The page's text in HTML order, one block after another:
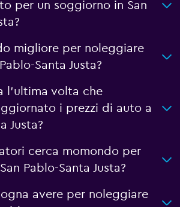
per un soggiorno in San
migliore per noleggiare
Santa Justa?
l'ultima volta che
i prezzi di auto a
Justa?
cerca momondo per
Pablo-Santa Justa?
avere per noleggiare